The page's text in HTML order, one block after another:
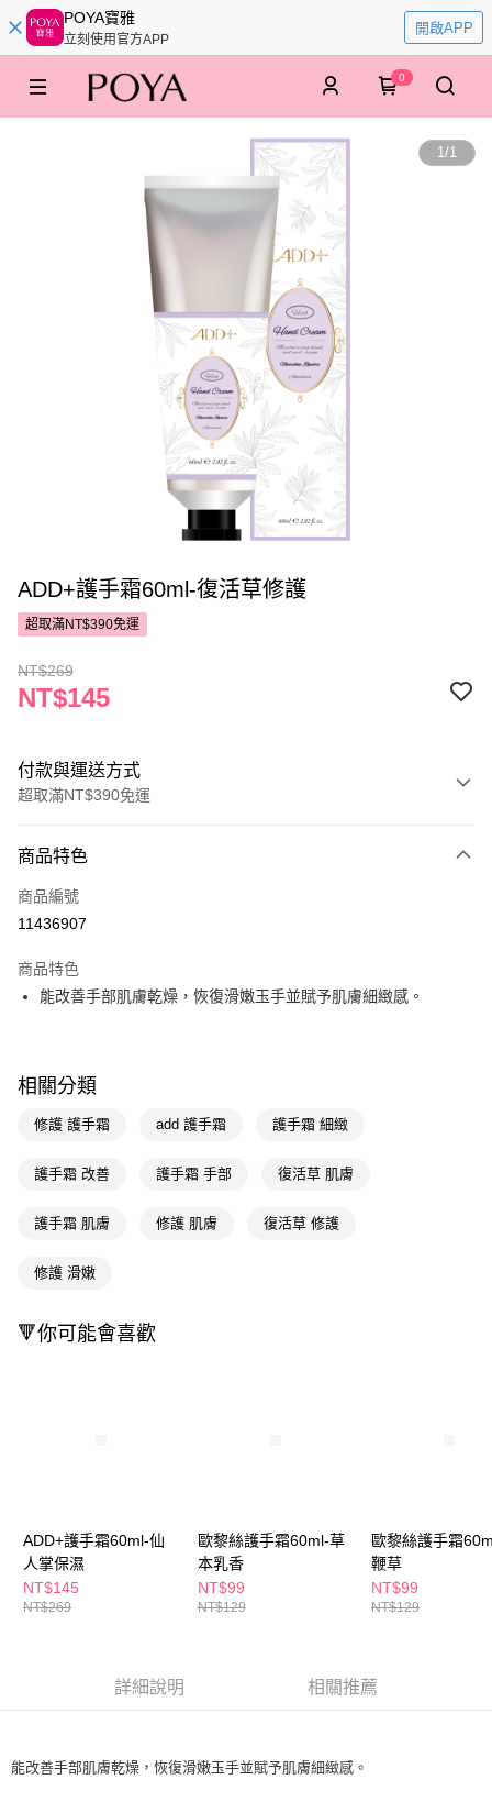
POYA寶雅
立刻使用官方APP
開啟APP
0
1/1
ADD+護手霜60ml-復活草修護
超取滿NT$390免運
NT$269
NT$145
付款與運送方式
超取滿NT$390免運
POYA支付
信用卡一次付款
LINE Pay
街口支付
相關說明
AFTEE先享後付是「在收到商品之後才付款」的支付方式。 讓您購物簡單
２．便利：只要手機號碼，簡訊認證，即可結帳。
３．安心：先確認商品／服務後，再付款。
後付繳納相關費用。
※ 交易是否成功請以「AFTEE先享後付 」之結帳頁面顯示為準，若有關於
是否繳費成功／繳費後需取消欲退款等相關疑問，請聯繫「AFTEE先享後付
客戶支援中心」
https://netprotections.freshdesk.com/support/home
易，需依本服務之必要範圍內提供個人資料，並將交易相關給付款項請求債
３．未成年的使用者請事先徵得法定代理人或監護人之同意方可使用
即享券
付款後萊爾富取貨
每筆NT$65，滿NT$490(含以上)免運費
宅配(本島)
商品特色
商品編號
11436907
商品特色
能改善手部肌膚乾燥，恢復滑嫩玉手並賦予肌膚細緻感。
相關分類
修護 護手霜 add 護手霜 護手霜 細緻
護手霜 改善 護手霜 手部 復活草 肌膚
護手霜 肌膚 修護 肌膚 復活草 修護
修護 滑嫩
🔻你可能會喜歡
ADD+護手霜60ml-仙
人掌保濕
NT$145
NT$269
歐黎絲護手霜60ml-草
本乳香
NT$99
NT$129
歐黎絲護手霜
鞭草
NT$99
NT$129
詳細說明 相關推薦
能改善手部肌膚乾燥，恢復滑嫩玉手並賦予肌膚細緻感。